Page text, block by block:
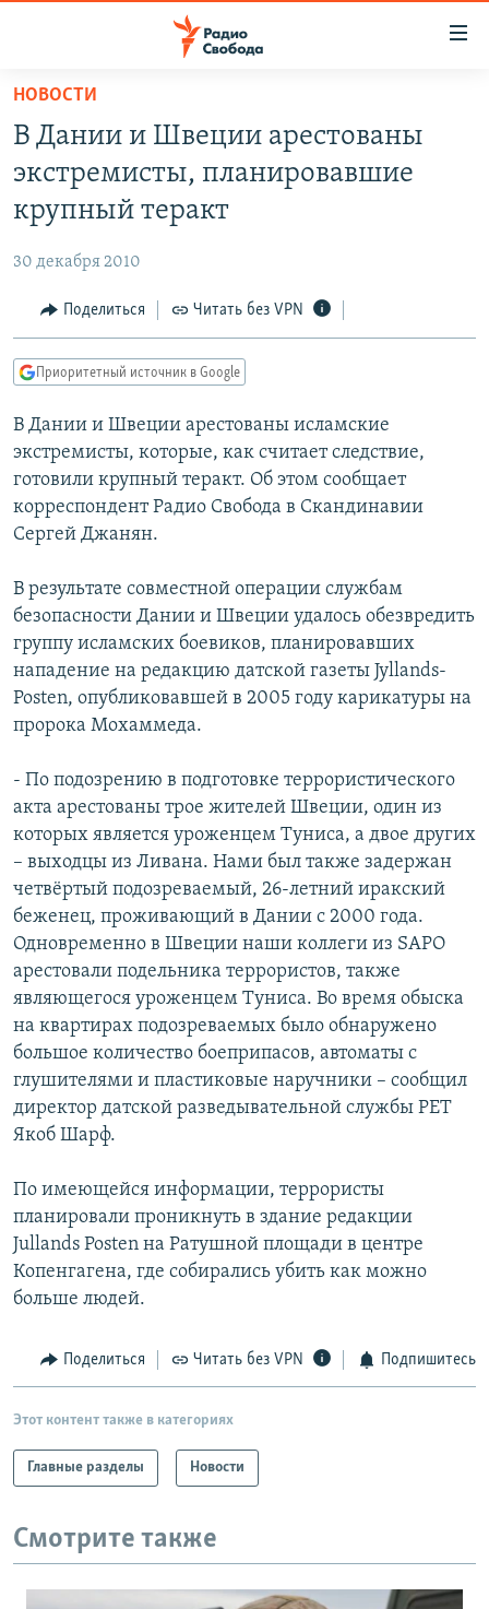
упрощенного
доступа
основному
Вернутся
Вернутся
поиску
ПОДКАСТЫ
АВТОРСКИЕ ПРОЕКТЫ
МНЕНИЯ
КУЛЬТУРА
КАВКАЗ.РЕАЛИИ
СЕВЕР.РЕАЛИИ
СИБИРЬ.РЕАЛИИ
РАСПИСАНИЕ ВЕЩАНИЯ
ПОДПИШИТЕСЬ НА РАССЫЛКУ
СОЦИАЛЬНЫЕ СЕТИ
НОВОСТИ
В Дании и Швеции арестованы
экстремисты, планировавшие
крупный теракт
30 декабря 2010
Поделиться Читать без VPN
Приоритетный источник в Google
В Дании и Швеции арестованы исламские
экстремисты, которые, как считает следствие,
готовили крупный теракт. Об этом сообщает
корреспондент Радио Свобода в Скандинавии
Сергей Джанян.
В результате совместной операции службам
безопасности Дании и Швеции удалось обезвредить
группу исламских боевиков, планировавших
нападение на редакцию датской газеты Jyllands-
Posten, опубликовавшей в 2005 году карикатуры на
пророка Мохаммеда.
- По подозрению в подготовке террористического
акта арестованы трое жителей Швеции, один из
которых является уроженцем Туниса, а двое других
– выходцы из Ливана. Нами был также задержан
четвёртый подозреваемый, 26-летний иракский
беженец, проживающий в Дании с 2000 года.
Одновременно в Швеции наши коллеги из SAPO
арестовали подельника террористов, также
являющегося уроженцем Туниса. Во время обыска
на квартирах подозреваемых было обнаружено
большое количество боеприпасов, автоматы с
глушителями и пластиковые наручники – сообщил
директор датской разведывательной службы РЕТ
Якоб Шарф.
По имеющейся информации, террористы
планировали проникнуть в здание редакции
Jullands Posten на Ратушной площади в центре
Копенгагена, где собирались убить как можно
больше людей.
Поделиться Читать без VPN Подпишитесь
Этот контент также в категориях
Главные разделы Новости
Смотрите также